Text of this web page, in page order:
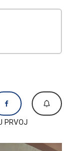
PRVOJ